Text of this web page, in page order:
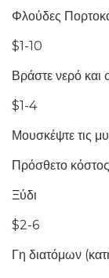
Φλούδες
$1-10
Βράστε νερό και
$1-4
Μουσκέψτε τις
Πρόσθετο
Ξύδι
$2-6
Γη διατόμων